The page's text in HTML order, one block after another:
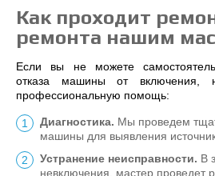
Как проходит
ремонта нашим
Если вы не можете
отказа машины от включения,
профессиональную помощь:
Диагностика. Мы проведем
машины для выявления
Устранение неисправности. В
невключения, мастер проведет